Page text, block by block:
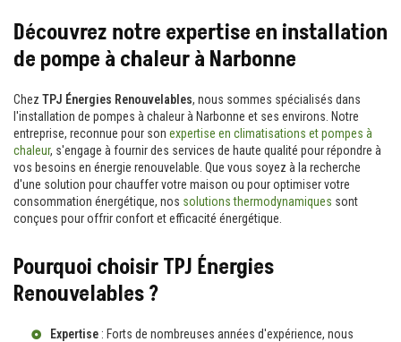
Découvrez notre expertise en installation
de pompe à chaleur à Narbonne
Chez TPJ Énergies Renouvelables, nous sommes spécialisés dans
l'installation de pompes à chaleur à Narbonne et ses environs. Notre
entreprise, reconnue pour son expertise en climatisations et pompes à
chaleur, s'engage à fournir des services de haute qualité pour répondre à
vos besoins en énergie renouvelable. Que vous soyez à la recherche
d'une solution pour chauffer votre maison ou pour optimiser votre
consommation énergétique, nos solutions thermodynamiques sont
conçues pour offrir confort et efficacité énergétique.
Pourquoi choisir TPJ Énergies
Renouvelables ?
Expertise : Forts de nombreuses années d'expérience, nous